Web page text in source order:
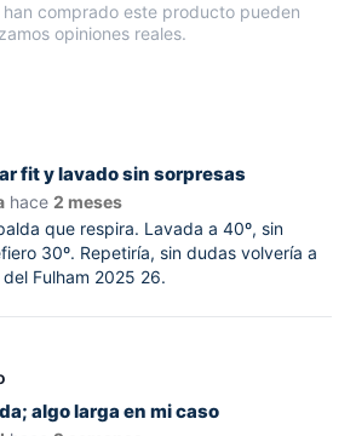
han comprado este producto pueden
opiniones reales.
fit y lavado sin sorpresas
hace 2 meses
que respira. Lavada a 40º, sin
30º. Repetiría, sin dudas volvería a
Fulham 2025 26.
algo larga en mi caso